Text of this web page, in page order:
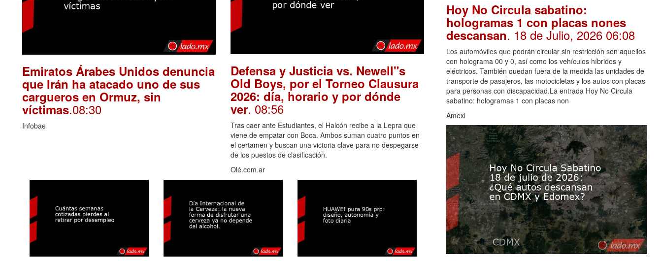
Emiratos Árabes Unidos denuncia
que Irán ha atacado uno de sus
cargueros en Ormuz, sin
víctimas.08:30
Infobae
Defensa y Justicia vs. Newell"s
Old Boys, por el Torneo Clausura
2026: día, horario y por dónde
ver. 08:56
Tras caer ante Estudiantes, el Halcón recibe a la Lepra que
viene de empatar con Boca. Ambos suman cuatro puntos en
el certamen y buscan una victoria clave para no despegarse
de los puestos de clasificación.
Olé.com.ar
Hoy No Circula sabatino:
hologramas 1 con placas nones
descansan. 18 de Julio, 2026 06:08
Los automóviles que podrán circular sin restricción son aquellos
con holograma 00 y 0, así como los vehículos híbridos y
eléctricos. También quedan fuera de la medida las unidades de
transporte de pasajeros, las motocicletas y los autos con placas
para personas con discapacidad.La entrada Hoy No Circula
sabatino: hologramas 1 con placas non
Amexi